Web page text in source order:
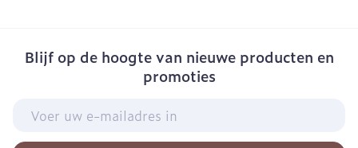
Blijf op de hoogte van nieuwe producten en
promoties